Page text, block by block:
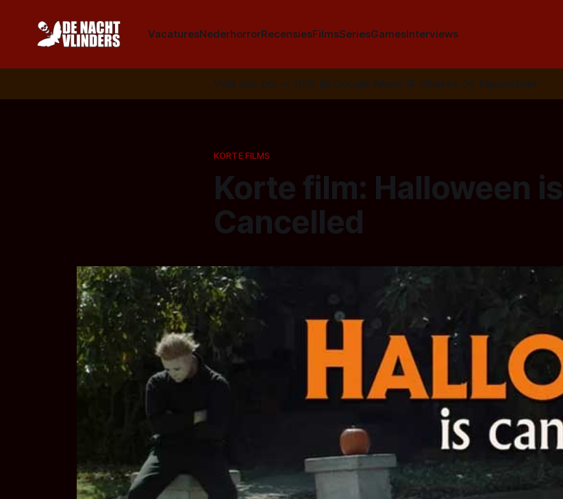
VacaturesNederhorrorRecensiesFilmsSeriesGamesInterviews
Volg ons op: 📣 RSS 📰 Google News 🦋 Bluesky ✉️ Nieuwsbrief
KORTE FILMS
Korte film: Halloween is
Cancelled